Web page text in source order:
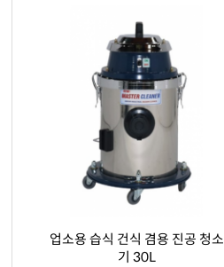
업소용 습식 건식 겸용 진공 청소
기 30L